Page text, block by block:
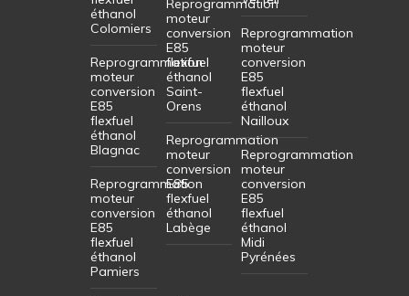
éthanol
Colomiers
Reprogrammation
moteur
conversion
E85
flexfuel
éthanol
Blagnac
Reprogrammation
moteur
conversion
E85
flexfuel
éthanol
Pamiers
Reprogrammation
moteur
conversion
E85
flexfuel
éthanol
Saint-
Orens
Reprogrammation
moteur
conversion
E85
flexfuel
éthanol
Labège
Reprogrammation
moteur
conversion
E85
flexfuel
éthanol
Nailloux
Reprogrammation
moteur
conversion
E85
flexfuel
éthanol
Midi
Pyrénées